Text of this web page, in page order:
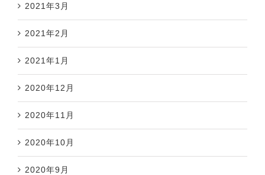
2021年3月
2021年2月
2021年1月
2020年12月
2020年11月
2020年10月
2020年9月